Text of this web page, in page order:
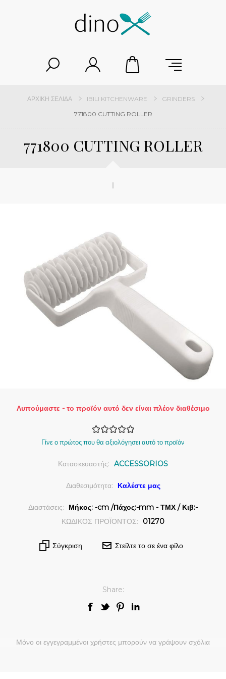
ΑΡΧΙΚΉ ΣΕΛΊΔΑ IBILI KITCHENWARE
GRINDERS
771800 CUTTING ROLLER
771800 CUTTING ROLLER
Λυπούμαστε - το προϊόν αυτό δεν είναι πλέον διαθέσιμο
Γίνε ο πρώτος που θα αξιολόγησει αυτό το προϊόν
Κατασκευαστής: ACCESSORIOS
Διαθεσιμότητα: Καλέστε μας
Διαστάσεις:
Μήκος: -cm /Πάχος:-mm - ΤΜΧ / Κιβ:-
ΚΩΔΙΚΟΣ ΠΡΟΪΟΝΤΟΣ:
01270
Σύγκριση Στείλτε το σε ένα φίλο
Share:
Μόνο οι εγγεγραμμένοι χρήστες μπορούν να γράψουν σχόλια